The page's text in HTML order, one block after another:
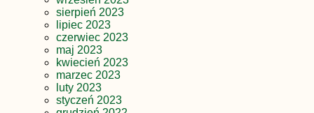
sierpień 2023
lipiec 2023
czerwiec 2023
maj 2023
kwiecień 2023
marzec 2023
luty 2023
styczeń 2023